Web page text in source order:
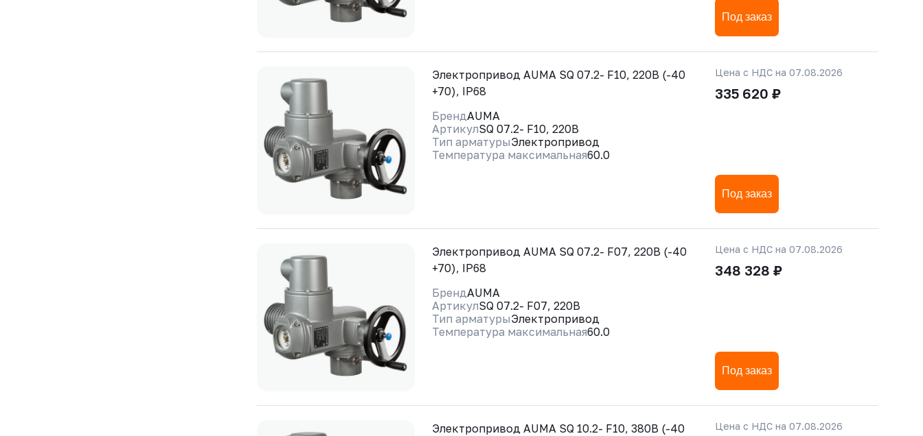
Под заказ
Электропривод AUMA SQ 07.2- F10, 220В (-40
+70), IP68
БрендAUMA
АртикулSQ 07.2- F10, 220В
Тип арматурыЭлектропривод
Температура максимальная60.0
Цена с НДС на 07.08.2026
335 620 ₽
Под заказ
Электропривод AUMA SQ 07.2- F07, 220В (-40
+70), IP68
БрендAUMA
АртикулSQ 07.2- F07, 220В
Тип арматурыЭлектропривод
Температура максимальная60.0
Цена с НДС на 07.08.2026
348 328 ₽
Под заказ
Электропривод AUMA SQ 10.2- F10, 380В (-40
Цена с НДС на 07.08.2026